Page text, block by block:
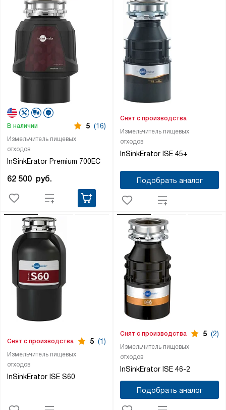
Измельчитель пищевых
отходов
InSinkErator Premium 700EC
В наличии 5 (16)
62 500 руб.
Измельчитель пищевых
отходов
InSinkErator ISE 45+
Снят с производства
Подобрать аналог
Измельчитель пищевых
отходов
InSinkErator ISE S60
Снят с производства 5 (1)
Измельчитель пищевых
отходов
InSinkErator ISE 46-2
Снят с производства 5 (2)
Подобрать аналог